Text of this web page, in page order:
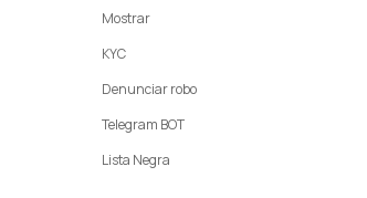
Mostrar
KYC
Denunciar robo
Telegram BOT
Lista Negra